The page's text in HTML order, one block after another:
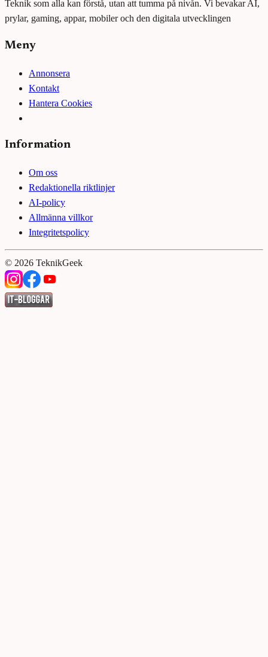
Teknik som alla kan förstå, utan att tumma på nivån. Vi bevakar AI,
prylar, gaming, appar, mobiler och den digitala utvecklingen
Meny
Annonsera
Kontakt
Hantera Cookies
Information
Om oss
Redaktionella riktlinjer
AI-policy
Allmänna villkor
Integritetspolicy
© 2026 TeknikGeek